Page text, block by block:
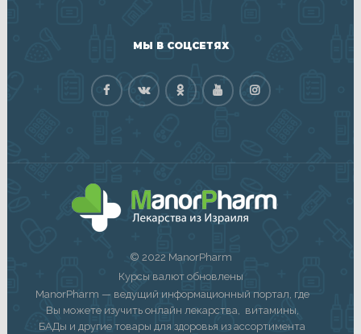
МЫ В СОЦСЕТЯХ
© 2022 ManorPharm
Курсы валют обновлены
ManorPharm — ведущий информационный портал, где
Вы можете изучить онлайн лекарства, витамины,
БАДы и другие товары для здоровья из ассортимента